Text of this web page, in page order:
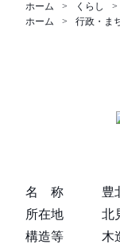
ホーム くらし
ホーム
行政・ま
名 称 豊北農
所在地 北見
構造等 木造